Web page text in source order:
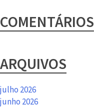
COMENTÁRIOS
ARQUIVOS
julho 2026
junho 2026